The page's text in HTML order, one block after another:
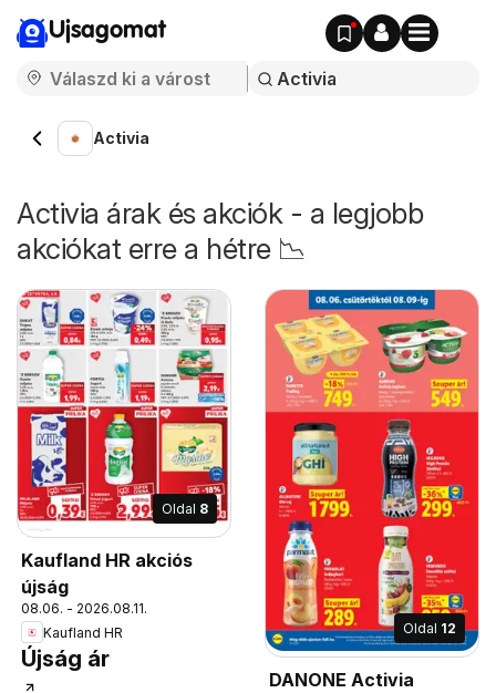
Ujsagomat
Activia
Activia árak és akciók - a legjobb
akciókat erre a hétre 📉
Oldal 8
Kaufland HR akciós
újság
08.06. - 2026.08.11.
Kaufland HR
Újság ár
Oldal 12
DANONE Activia